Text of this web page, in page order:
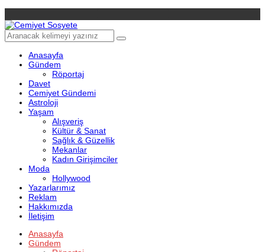
Anasayfa
Gündem
Röportaj
Davet
Cemiyet Gündemi
Astroloji
Yaşam
Alışveriş
Kültür & Sanat
Sağlık & Güzellik
Mekanlar
Kadın Girişimciler
Moda
Hollywood
Yazarlarımız
Reklam
Hakkımızda
İletişim
Anasayfa
Gündem